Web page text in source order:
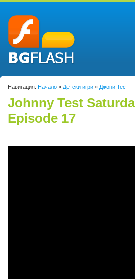
Навигация: Начало » Детски игри » Джони Тест
Johnny Test
Episode 17